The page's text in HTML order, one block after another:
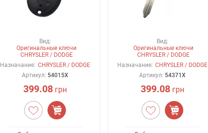
Вид:
Оригинальные ключи
CHRYSLER / DODGE
Назначание: CHRYSLER / DODGE
Артикул: 54015X
399.08 грн
Вид:
Оригинальные ключи
CHRYSLER / DODGE
Назначание: CHRYSLER / DODGE
Артикул: 54371X
399.08грн